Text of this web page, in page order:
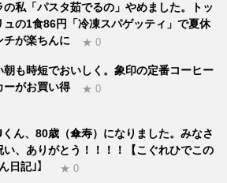
の私「パスタ茹でるの」やめました。トッ
ュの1食86円「冷凍スパゲッティ」で夏休
チが楽ちんに
★ 0
朝も時短でおいしく。象印の定番コーヒー
ーがお買い得
★ 0
ん、80歳（傘寿）になりました。みなさ
い、ありがとう！！！！【こぐれひでこの
日記｣】
★ 0